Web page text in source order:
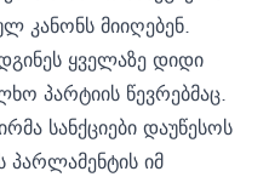
კანონს მიიღებენ.
ყველაზე დიდი
პარტიის წევრებმაც.
სანქციები დაუწესოს
იმ